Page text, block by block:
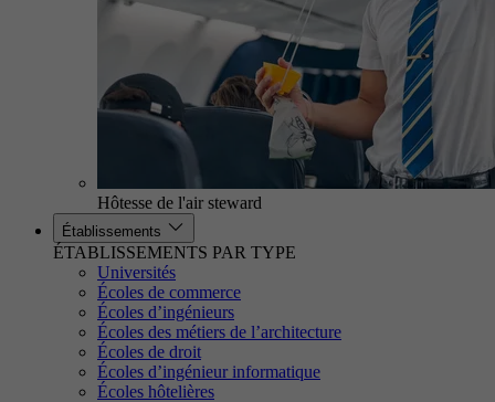
Hôtesse de l'air steward
Établissements
ÉTABLISSEMENTS PAR TYPE
Universités
Écoles de commerce
Écoles d’ingénieurs
Écoles des métiers de l’architecture
Écoles de droit
Écoles d’ingénieur informatique
Écoles hôtelières